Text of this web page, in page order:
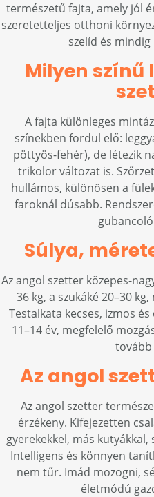
természetű fajta, amely jól
szeretetteljes otthoni
szelíd és mindig
Milyen színű
A fajta különleges
színekben fordul elő:
pöttyös-fehér), de létezik
trikolor változat is.
hullámos, különösen a
faroknál dúsabb.
Súlya,
Az angol szetter közepes-
36 kg, a szukáké 20–30
Testalkata kecses, izmos
11–14 év, megfelelő
tovább
Az angol
Az angol szetter
érzékeny. Kifejezetten
gyerekekkel, más
Intelligens és könnyen
nem tűr. Imád mozogni,
életmódú